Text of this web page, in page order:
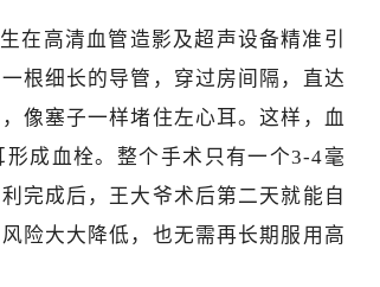
在高清血管造影及超声设备精准引
根细长的导管，穿过房间隔，直达
像塞子一样堵住左心耳。这样，血
成血栓。整个手术只有一个3-4毫
完成后，王大爷术后第二天就能自
险大大降低，也无需再长期服用高